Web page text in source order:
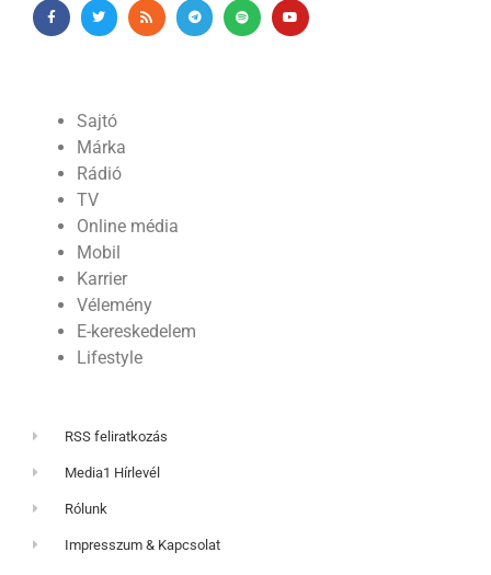
Sajtó
Márka
Rádió
TV
Online média
Mobil
Karrier
Vélemény
E-kereskedelem
Lifestyle
RSS feliratkozás
Media1 Hírlevél
Rólunk
Impresszum & Kapcsolat